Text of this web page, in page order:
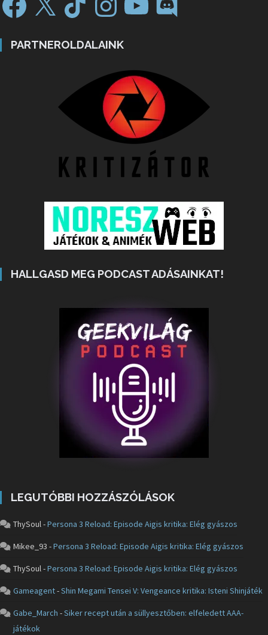
PARTNEROLDALAINK
HALLGASD MEG PODCAST ADÁSAINKAT!
LEGUTÓBBI HOZZÁSZÓLÁSOK
ThySoul-Persona 3 Reload: Episode Aigis kritika: Elég gyászos
Mikee_93 -Persona 3 Reload: Episode Aigis kritika: Elég gyászos
ThySoul-Persona 3 Reload: Episode Aigis kritika: Elég gyászos
Gameagent-Shin Megami Tensei V: Vengeance kritika: Isteni Shinjáték
Gabe_March -Siker recept után a süllyesztőben: elfeledett AAA-
játékok